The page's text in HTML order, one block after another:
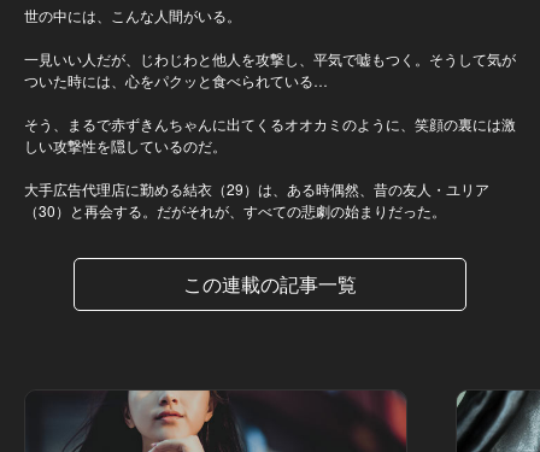
世の中には、こんな人間がいる。
一見いい人だが、じわじわと他人を攻撃し、平気で嘘もつく。そうして気が
ついた時には、心をパクッと食べられている…
そう、まるで赤ずきんちゃんに出てくるオオカミのように、笑顔の裏には激
しい攻撃性を隠しているのだ。
大手広告代理店に勤める結衣（29）は、ある時偶然、昔の友人・ユリア
（30）と再会する。だがそれが、すべての悲劇の始まりだった。
この連載の記事一覧